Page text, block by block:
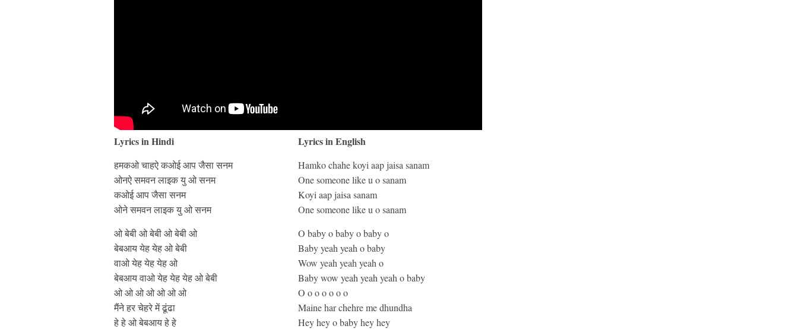
Lyrics in Hindi
हमकओ चाहऐ कओई आप जैसा सनम
ओनऐ समवन लाइक यु ओ सनम
कओई आप जैसा सनम
ओने समवन लाइक यु ओ सनम
ओ बेबी ओ बेबी ओ बेबी ओ
बेबआय येह येह ओ बेबी
वाओ येह येह येह ओ
बेबआय वाओ येह येह येह ओ बेबी
ओ ओ ओ ओ ओ ओ ओ
मैंने हर चेहरे में ढूंढा
हे हे ओ बेबआय हे हे
Lyrics in English
Hamko chahe koyi aap jaisa sanam
One someone like u o sanam
Koyi aap jaisa sanam
One someone like u o sanam
O baby o baby o baby o
Baby yeah yeah o baby
Wow yeah yeah yeah o
Baby wow yeah yeah yeah o baby
O o o o o o o
Maine har chehre me dhundha
Hey hey o baby hey hey